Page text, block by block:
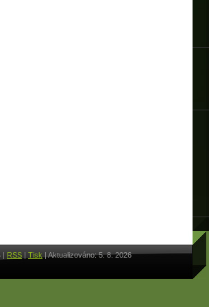
RSS Tisk Aktualizováno: 5. 8. 2026